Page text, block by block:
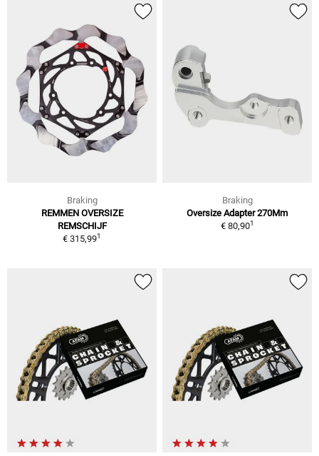
Braking
REMMEN OVERSIZE
REMSCHIJF
€ 315,991
Braking
Oversize Adapter 270Mm
€ 80,901